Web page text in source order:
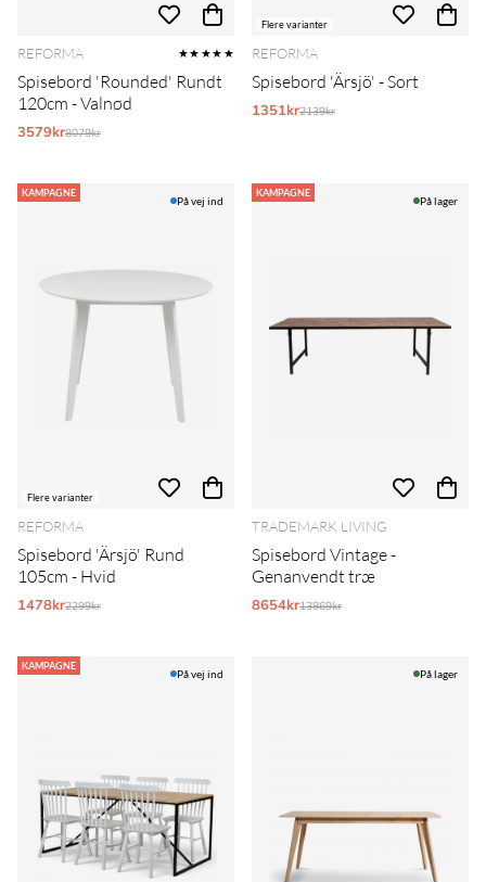
REFORMA ★★★★★
Spisebord 'Rounded' Rundt
120cm - Valnød
3579krNormalpris:
8079kr
Flere varianter
REFORMA
Spisebord 'Ärsjö' - Sort
1351krNormalpris:
2139kr
KAMPAGNE
Flere varianter
På vej ind
REFORMA
Spisebord 'Ärsjö' Rund
105cm - Hvid
1478krNormalpris:
2299kr
KAMPAGNE
På lager
TRADEMARK LIVING
Spisebord Vintage -
Genanvendt træ
8654krNormalpris:
13869kr
KAMPAGNE
På vej ind På lager